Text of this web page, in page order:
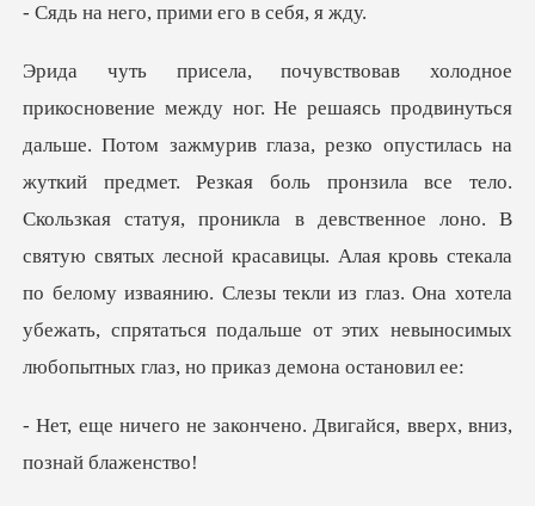
о, прими его
ий предмет. Резкая боль пронзила все тело.
Скользкая статуя, проникла в девственное лоно. В
святую святых лесной красавицы. Алая кровь стекала
по
ончено. Двигайся, вверх,